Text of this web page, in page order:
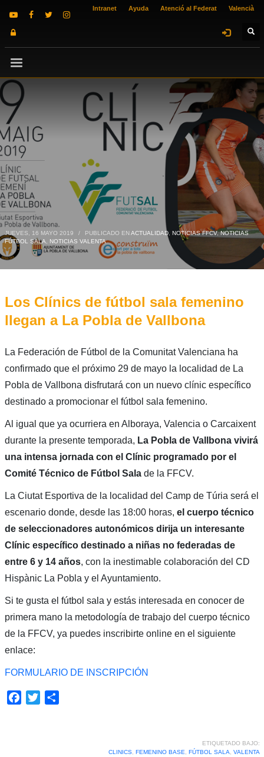
Intranet Ayuda Atenció al Federat Valencià
JUEVES, 16 MAYO 2019 / PUBLICADO ENACTUALIDAD, NOTICIAS FFCV,NOTICIAS
FÚTBOL SALA
NOTICIAS VALENTA
Los Clínics de fútbol sala femenino
llegan a La Pobla de Vallbona
La Federación de Fútbol de la Comunitat Valenciana ha
confirmado que el próximo 29 de mayo la localidad de La
Pobla de Vallbona disfrutará con un nuevo clínic específico
destinado a promocionar el fútbol sala femenino.
Al igual que ya ocurriera en Alboraya, Valencia o Carcaixent
durante la presente temporada, La Pobla de Vallbona vivirá
una intensa jornada con el Clínic programado por el
Comité Técnico de Fútbol Salade la FFCV.
La Ciutat Esportiva de la localidad del Camp de Túria será el
escenario donde, desde las 18:00 horas, el cuerpo técnico
de seleccionadores autonómicos dirija un interesante
Clínic específico destinado a niñas no federadas de
entre 6 y 14 años, con la inestimable colaboración del CD
Hispànic La Pobla y el Ayuntamiento.
Si te gusta el fútbol sala y estás interesada en conocer de
primera mano la metodología de trabajo del cuerpo técnico
de la FFCV, ya puedes inscribirte online en el siguiente
enlace:
FORMULARIO DE INSCRIPCIÓN
Facebook
Twitter
ETIQUETADO BAJO:
CLINICS, FEMENINO BASE FÚTBOL SALA VALENTA